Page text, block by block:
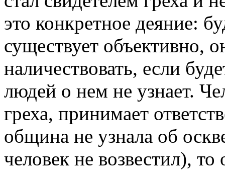
это конкретное деяние:
существует объективно,
наличествовать, если
людей о нем не узнает.
греха, принимает
община не узнала об
человек не возвестил),